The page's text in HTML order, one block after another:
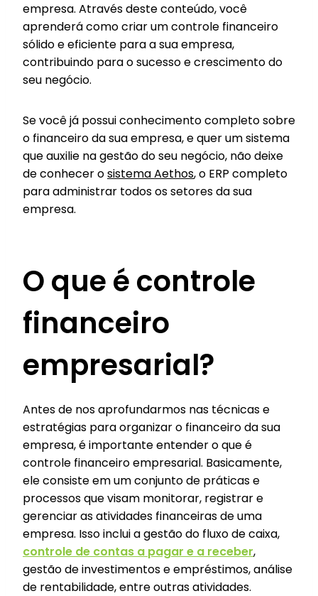
empresa. Através deste conteúdo, você
aprenderá como criar um controle financeiro
sólido e eficiente para a sua empresa,
contribuindo para o sucesso e crescimento do
seu negócio.
Se você já possui conhecimento completo sobre
o financeiro da sua empresa, e quer um sistema
que auxilie na gestão do seu negócio, não deixe
de conhecer osistema Aethos, o ERP completo
para administrar todos os setores da sua
empresa.
O que é controle
financeiro
empresarial?
Antes de nos aprofundarmos nas técnicas e
estratégias para organizar o financeiro da sua
empresa, é importante entender o que é
controle financeiro empresarial. Basicamente,
ele consiste em um conjunto de práticas e
processos que visam monitorar, registrar e
gerenciar as atividades financeiras de uma
empresa. Isso inclui a gestão do fluxo de caixa,
controle de contas a pagar e a receber,
gestão de investimentos e empréstimos, análise
de rentabilidade, entre outras atividades.